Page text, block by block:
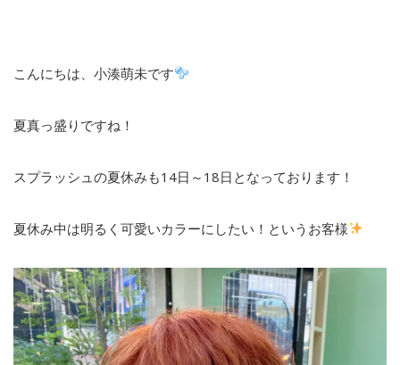
こんにちは、小湊萌未です
夏真っ盛りですね！
スプラッシュの夏休みも14日～ 18日となっております！
夏休み中は明るく可愛いカラーにしたい！というお客様